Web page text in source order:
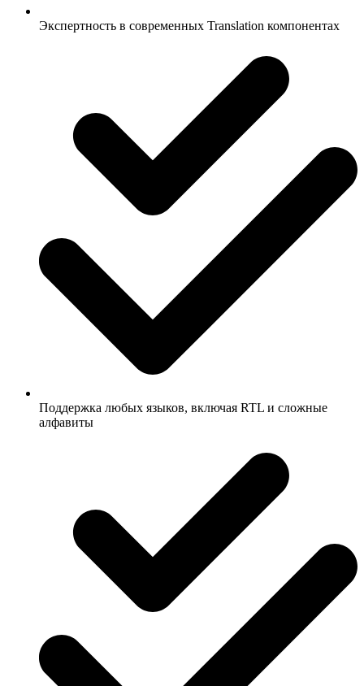
Экспертность в современных Translation компонентах
Поддержка любых языков, включая RTL и сложные
алфавиты